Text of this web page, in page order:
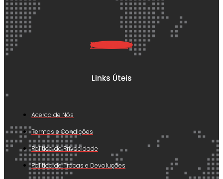
Facebook-f
Links Úteis
Acerca de Nós
Termos e Condições
Política de Privacidade
Política de Trocas e Devoluções